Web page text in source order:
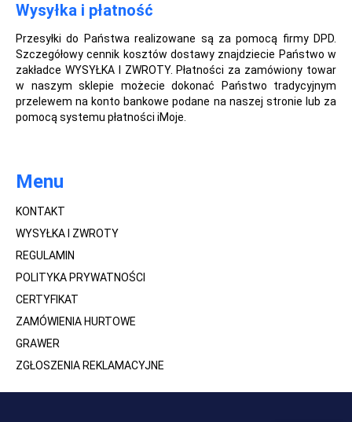
Wysyłka i płatność
Przesyłki do Państwa realizowane są za pomocą firmy DPD.
Szczegółowy cennik kosztów dostawy znajdziecie Państwo w
zakładce WYSYŁKA I ZWROTY. Płatności za zamówiony towar
w naszym sklepie możecie dokonać Państwo tradycyjnym
przelewem na konto bankowe podane na naszej stronie lub za
pomocą systemu płatności iMoje.
Menu
KONTAKT
WYSYŁKA I ZWROTY
REGULAMIN
POLITYKA PRYWATNOŚCI
CERTYFIKAT
ZAMÓWIENIA HURTOWE
GRAWER
ZGŁOSZENIA REKLAMACYJNE